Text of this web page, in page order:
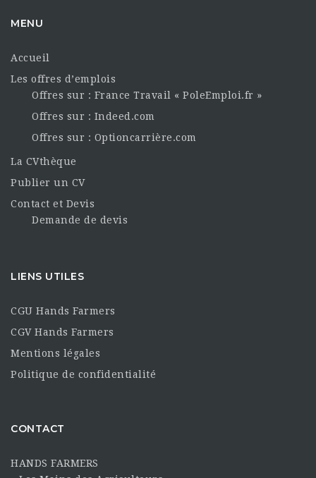
MENU
Accueil
Les offres d’emplois
Offres sur : France Travail « PoleEmploi.fr »
Offres sur : Indeed.com
Offres sur : Optioncarrière.com
La CVthèque
Publier un CV
Contact et Devis
Demande de devis
LIENS UTILES
CGU Hands Farmers
CGV Hands Farmers
Mentions légales
Politique de confidentialité
CONTACT
HANDS FARMERS